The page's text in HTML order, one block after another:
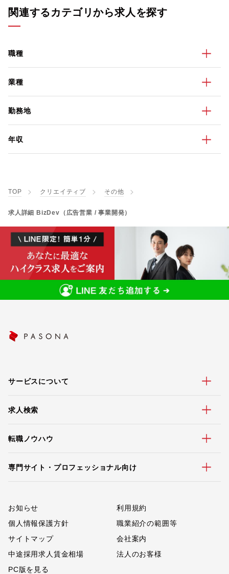
関連するカテゴリから求人を探す
職種
業種
勤務地
年収
TOP クリエイティブ その他
求人詳細 BizDev（広告営業 / 事業開発）
サービスについて
求人検索
転職ノウハウ
専門サイト・プロフェッショナル向け
お知らせ
利用規約
個人情報保護方針
職業紹介の範囲等
サイトマップ
会社案内
中途採用求人賃金相場
法人のお客様
PC版を見る